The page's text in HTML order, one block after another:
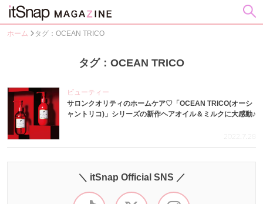
ホーム タグ：OCEAN TRICO
タグ：OCEAN TRICO
ビューティー
サロンクオリティのホームケア♡「OCEAN TRICO(オーシ
ャントリコ)」シリーズの新作ヘアオイル＆ミルクに大感動♪
2022.7.28
＼ itSnap Official SNS ／